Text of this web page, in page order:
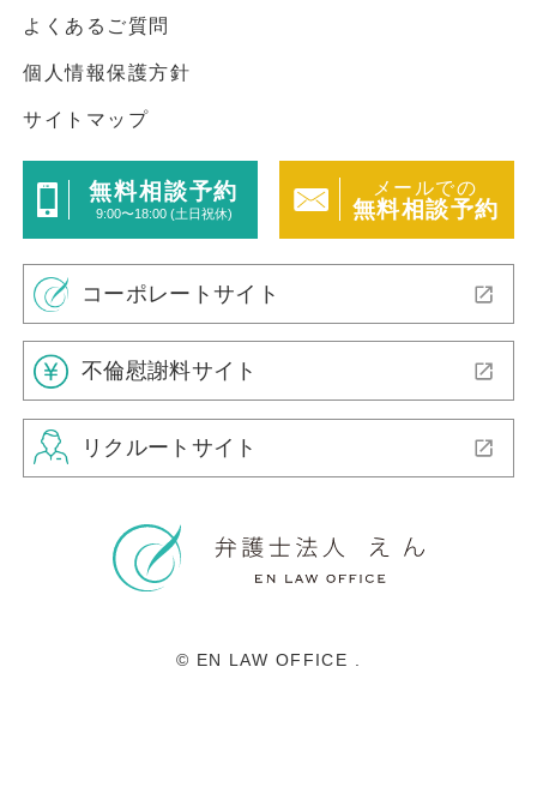
よくあるご質問
個人情報保護方針
サイトマップ
無料相談予約
9:00〜18:00 (土日祝休)
メールでの
無料相談予約
コーポレートサイト
不倫慰謝料サイト
リクルートサイト
© EN LAW OFFICE .